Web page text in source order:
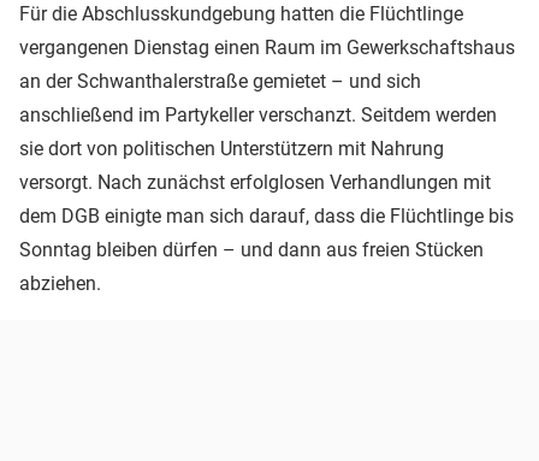
Für die Abschlusskundgebung hatten die Flüchtlinge
vergangenen Dienstag einen Raum im Gewerkschaftshaus
an der Schwanthalerstraße gemietet – und sich
anschließend im Partykeller verschanzt. Seitdem werden
sie dort von politischen Unterstützern mit Nahrung
versorgt. Nach zunächst erfolglosen Verhandlungen mit
dem DGB einigte man sich darauf, dass die Flüchtlinge bis
Sonntag bleiben dürfen – und dann aus freien Stücken
abziehen.